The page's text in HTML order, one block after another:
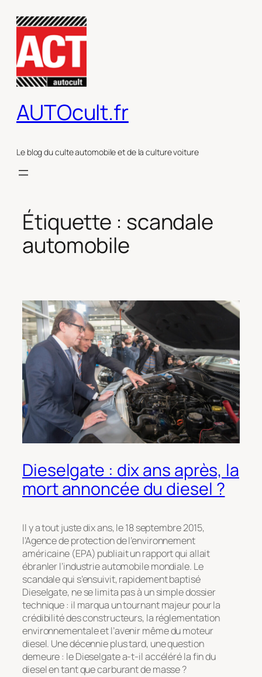
contenu
AUTOcult.fr
Le blog du culte automobile et de la culture voiture
Étiquette : scandale
automobile
Dieselgate : dix ans après, la
mort annoncée du diesel ?
Il y a tout juste dix ans, le 18 septembre 2015,
l’Agence de protection de l’environnement
américaine (EPA) publiait un rapport qui allait
ébranler l’industrie automobile mondiale. Le
scandale qui s’ensuivit, rapidement baptisé
Dieselgate, ne se limita pas à un simple dossier
technique : il marqua un tournant majeur pour la
crédibilité des constructeurs, la réglementation
environnementale et l’avenir même du moteur
diesel. Une décennie plus tard, une question
demeure : le Dieselgate a-t-il accéléré la fin du
diesel en tant que carburant de masse ?